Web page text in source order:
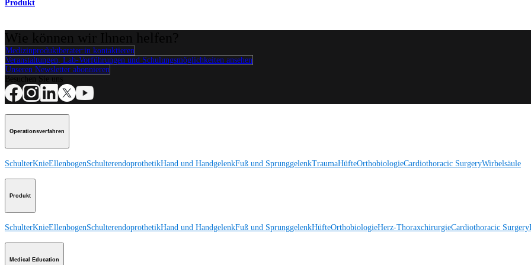
Produkt
Medizinproduktberater:in kontaktieren
Veranstaltungen, Lab-Vorführungen und Schulungsmöglichkeiten ansehen
Unseren Newsletter abonnieren
Operationsverfahren
SchulterKnieEllenbogenSchulterendoprothetikHand und HandgelenkFuß und SprunggelenkTraumaHüfteOrthobiologieCardiothoracic SurgeryWirbelsäule
Produkt
SchulterKnieEllenbogenSchulterendoprothetikHand und HandgelenkFuß und SprunggelenkHüfteOrthobiologieHerz-ThoraxchirurgieCardiothoracic Surgery
Medical Education